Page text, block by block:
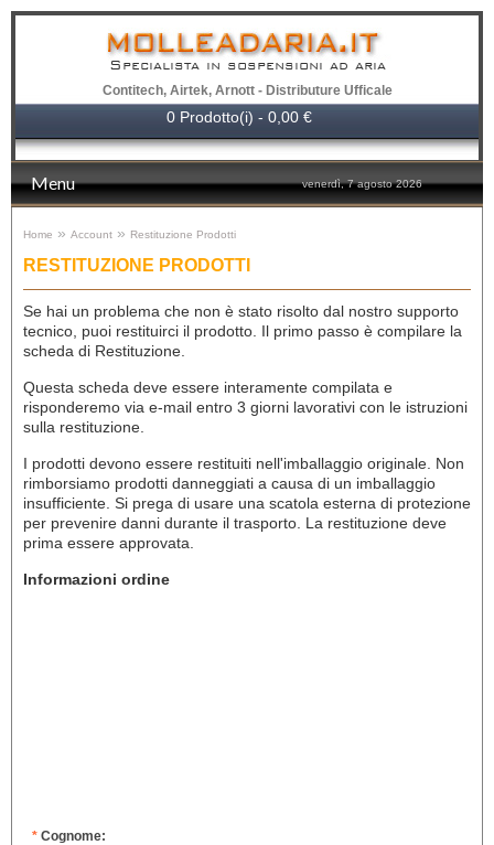
Specialista in sospensioni ad aria
Contitech, Airtek, Arnott - Distributure Ufficale
0 Prodotto(i) - 0,00 €
Menu venerdì, 7 agosto 2026
Home » Account » Restituzione Prodotti
RESTITUZIONE PRODOTTI
Se hai un problema che non è stato risolto dal nostro supporto
tecnico, puoi restituirci il prodotto. Il primo passo è compilare la
scheda di Restituzione.
Questa scheda deve essere interamente compilata e
risponderemo via e-mail entro 3 giorni lavorativi con le istruzioni
sulla restituzione.
I prodotti devono essere restituiti nell'imballaggio originale. Non
rimborsiamo prodotti danneggiati a causa di un imballaggio
insufficiente. Si prega di usare una scatola esterna di protezione
per prevenire danni durante il trasporto. La restituzione deve
prima essere approvata.
Informazioni ordine
* Cognome: